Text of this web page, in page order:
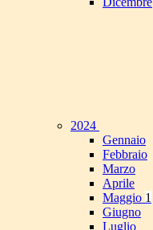
2024
Gennaio
Febbraio
Marzo
Aprile
Maggio 1
Giugno
Luglio